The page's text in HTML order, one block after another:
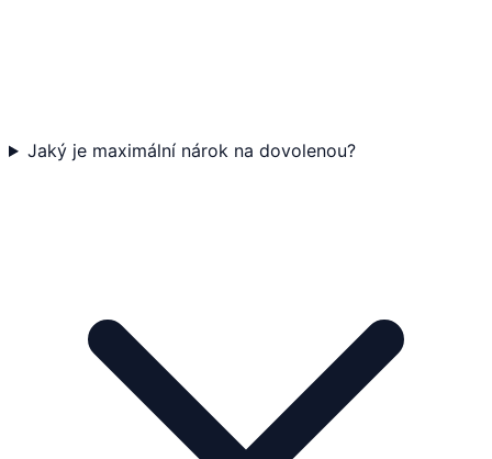
Jaký je maximální nárok na dovolenou?